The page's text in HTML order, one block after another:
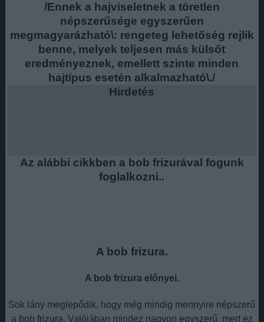
/Ennek a hajviseletnek a töretlen
népszerűsége egyszerűen
megmagyarázható\: rengeteg lehetőség rejlik
benne, melyek teljesen más külsőt
eredményeznek, emellett szinte minden
hajtípus esetén alkalmazható\./
Hirdetés
Az alábbi cikkben a bob frizurával fogunk
foglalkozni..
A bob frizura.
A bob frizura előnyei.
Sok lány meglepődik, hogy még mindig mennyire népszerű
a bob frizura. Valójában mindez nagyon egyszerű, mert ez